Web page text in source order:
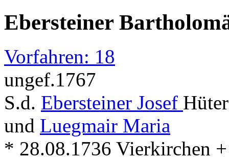
Ebersteiner
Vorfahren: 18
ungef.1767
S.d. Ebersteiner Josef
und Luegmair Maria
* 28.08.1736 Vierkirchen